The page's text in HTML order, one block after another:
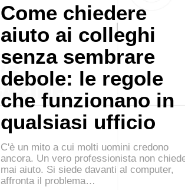
Come chiedere
aiuto ai colleghi
senza sembrare
debole: le regole
che funzionano in
qualsiasi ufficio
C'è un mito a cui molti uomini credono
ancora. Un vero professionista non
mai aiuto. Si siede davanti al computer,
affronta il problema…